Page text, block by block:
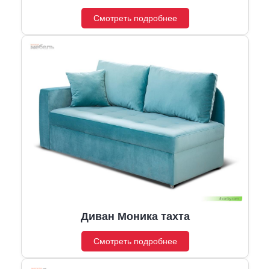
Смотреть подробнее
Диван Моника тахта
Смотреть подробнее